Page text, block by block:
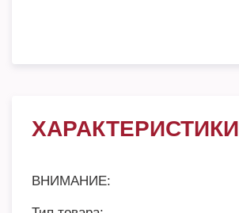
ХАРАКТЕРИСТИКИ
ВНИМАНИЕ: